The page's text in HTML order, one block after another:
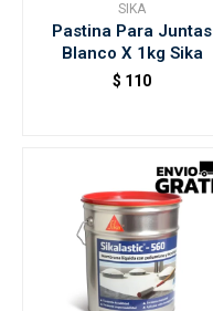
SIKA
Pastina Para Juntas
Blanco X 1kg Sika
$ 110